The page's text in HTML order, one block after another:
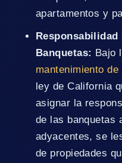
apartamentos y
Responsabilidad De Reparación De
Banquetas: Bajo
mantenimiento
ley de California
asignar la
de las banquetas
adyacentes, se
de propiedades